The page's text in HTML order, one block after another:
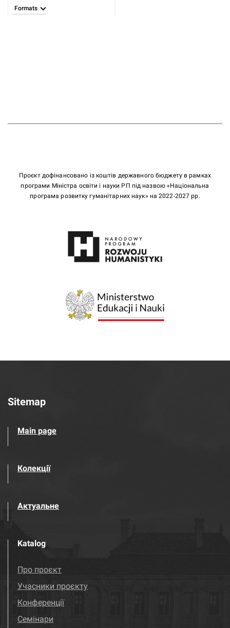
Formats
Проєкт дофінансовано із коштів державного бюджету в рамках
програми Міністра освіти і науки РП під назвою «Національна
програма розвитку гуманітарних наук» на 2022-2027 рр.
Sitemap
Main page
Колекції
Актуальне
Katalog
Про проєкт
Учасники проєкту
Конференції
Семінари